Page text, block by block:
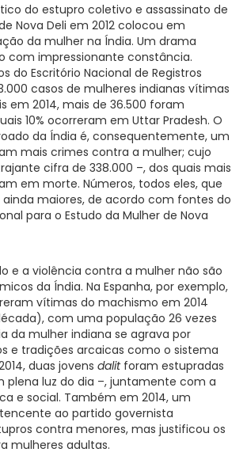
do estupro coletivo e assassinato de
Nova Deli em 2012 colocou em
da mulher na Índia. Um drama
com impressionante constância.
do Escritório Nacional de Registros
casos de mulheres indianas vítimas
em 2014, mais de 36.500 foram
10% ocorreram em Uttar Pradesh. O
da Índia é, consequentemente, um
mais crimes contra a mulher; cujo
cifra de 338.000 –, dos quais mais
em morte. Números, todos eles, que
ainda maiores, de acordo com fontes do
para o Estudo da Mulher de Nova
e a violência contra a mulher não são
da Índia. Na Espanha, por exemplo,
vítimas do machismo em 2014
com uma população 26 vezes
da mulher indiana se agrava por
e tradições arcaicas como o sistema
duas jovens dalitforam estupradas
plena luz do dia –, juntamente com a
e social. Também em 2014, um
ao partido governista
contra menores, mas justificou os
mulheres adultas.